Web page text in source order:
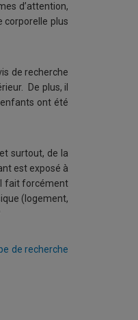
d’attention,
corporelle plus
de recherche
De plus, il
ont été
surtout, de la
est exposé à
fait forcément
(logement,
de recherche